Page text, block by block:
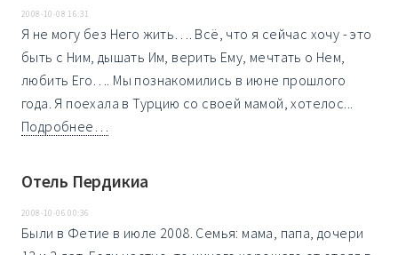
2008-10-08 16:31
Я не могу без Него жить…. Всё, что я сейчас хочу - это
быть с Ним, дышать Им, верить Ему, мечтать о Нем,
любить Его…. Мы познакомились в июне прошлого
года. Я поехала в Турцию со своей мамой, хотелос...
Подробнее…
Отель Пердикиа
2008-10-06 00:36
Были в Фетие в июле 2008. Семья: мама, папа, дочери